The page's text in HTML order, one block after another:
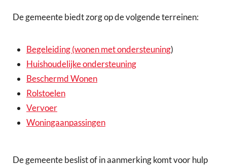
De gemeente biedt zorg op de volgende terreinen:
Begeleiding (wonen met ondersteuning)
Huishoudelijke ondersteuning
Beschermd Wonen
Rolstoelen
Vervoer
Woningaanpassingen
De gemeente beslist of in aanmerking komt voor hulp